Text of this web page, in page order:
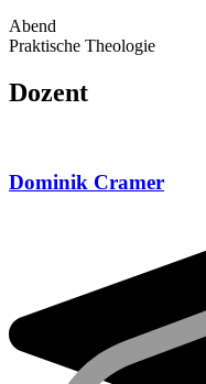
Abend
Praktische Theologie
Dozent
Dominik Cramer